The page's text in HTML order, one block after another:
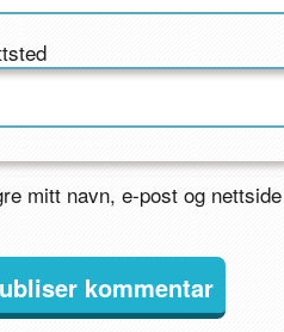
mitt navn, e-post og